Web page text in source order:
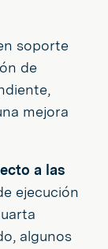
soporte
de
mejora
a las
ejecución
algunos